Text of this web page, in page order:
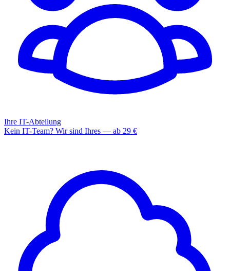
Ihre IT-Abteilung
Kein IT-Team? Wir sind Ihres — ab 29 €